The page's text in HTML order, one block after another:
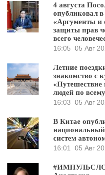
4 августа
опубликовал в
«Аргументы и
защиты прав
всего
16:05 05 Авг
Летние
знакомство с
«Путешествие
людей по
16:03 05 Авг
В Китае
национальный
систем
16:01
05 Авг